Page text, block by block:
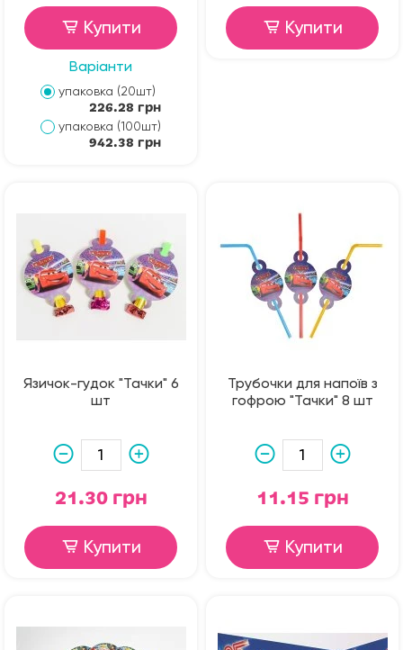
Купити
Варіанти
упаковка (20шт)
226.28 грн
упаковка (100шт)
942.38 грн
Купити
Язичок-гудок "Тачки" 6
шт
21.30 грн
Купити
Трубочки для напоїв з
гофрою "Тачки" 8 шт
11.15 грн
Купити